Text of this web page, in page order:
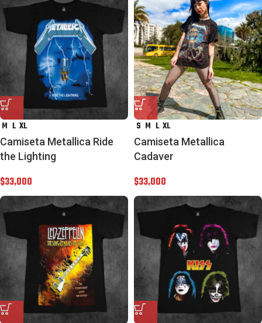
M L XL
Camiseta Metallica Ride
the Lighting
$33,000
S M L XL
Camiseta Metallica
Cadaver
$33,000